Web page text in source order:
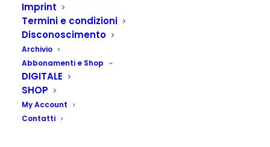
Imprint
Termini e condizioni
Disconoscimento
Archivio
Abbonamenti e Shop
DIGITALE
SHOP
My Account
Contatti
Workshop di teatro
fisico “Il rito della
natura”